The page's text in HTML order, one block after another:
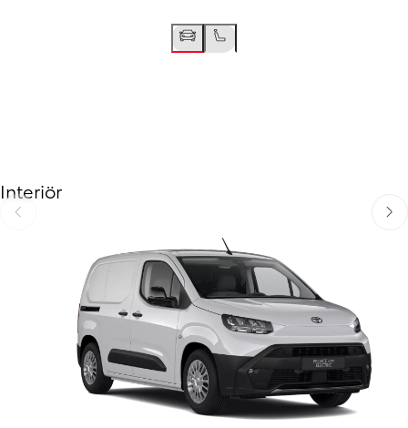
FöregåendeNästa
Interiör
Föregående